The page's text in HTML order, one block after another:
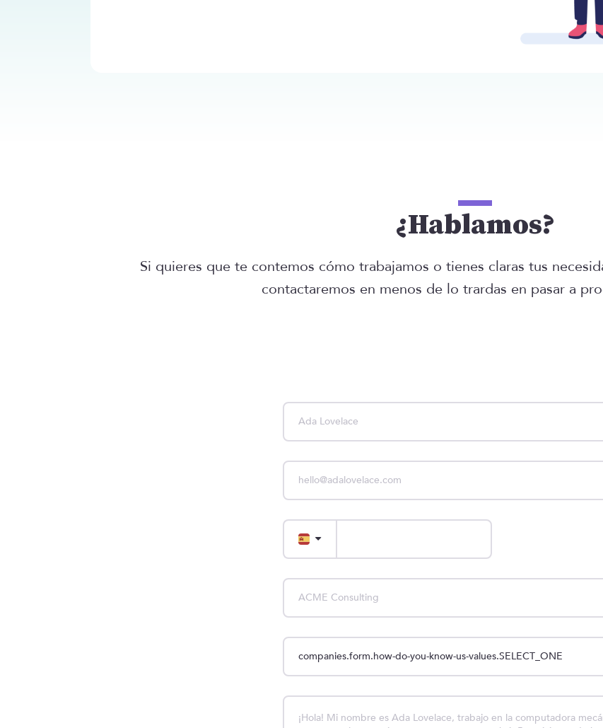
¿Hablamos?
Si quieres que te contemos cómo trabajamos o tienes claras tus
contactaremos en menos de lo trardas en pasar a